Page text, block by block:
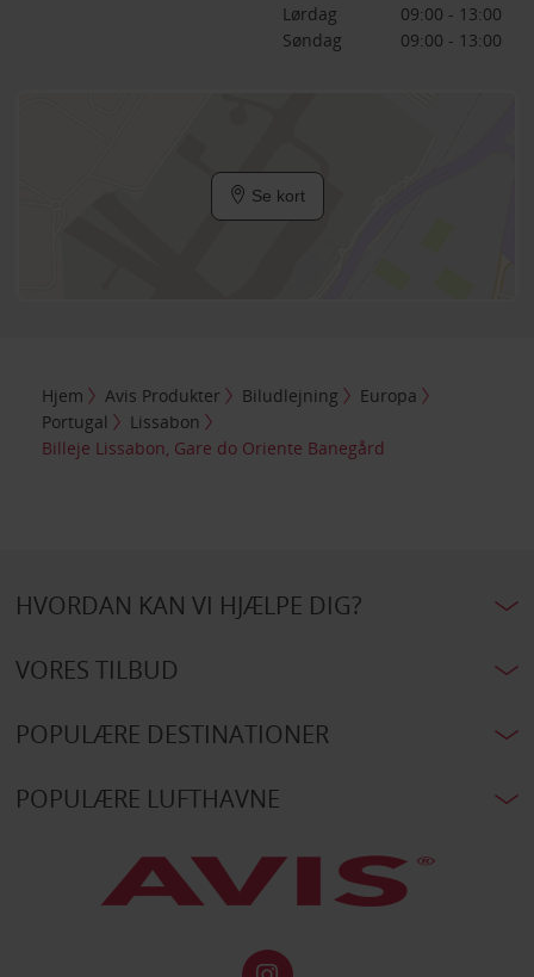
Lørdag
09:00 - 13:00
Søndag
09:00 - 13:00
Se kort
Hjem Avis Produkter Biludlejning
Europa
Portugal
Lissabon
Billeje Lissabon, Gare do Oriente Banegård
HVORDAN KAN VI HJÆLPE DIG?
VORES TILBUD
POPULÆRE DESTINATIONER
POPULÆRE LUFTHAVNE